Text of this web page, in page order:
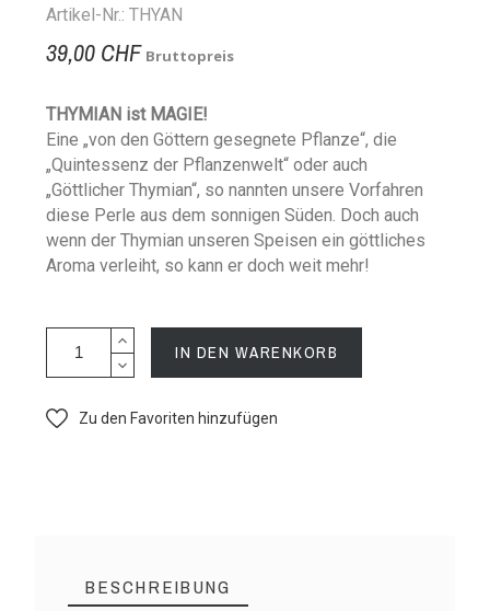
Artikel-Nr.: THYAN
39,00 CHF Bruttopreis
THYMIAN ist MAGIE!
Eine „von den Göttern gesegnete Pflanze“, die
„Quintessenz der Pflanzenwelt“ oder auch
„Göttlicher Thymian“, so nannten unsere Vorfahren
diese Perle aus dem sonnigen Süden. Doch auch
wenn der Thymian unseren Speisen ein göttliches
Aroma verleiht, so kann er doch weit mehr!
IN DEN WARENKORB
Zu den Favoriten hinzufügen
BESCHREIBUNG